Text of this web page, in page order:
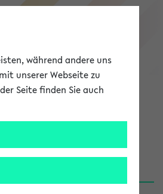
eKVV
während andere uns
unserer Webseite zu
Seite finden Sie auch